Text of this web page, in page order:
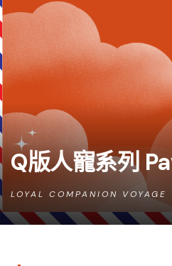
Q版人寵系列
LOYAL COMPANION VOYAGE